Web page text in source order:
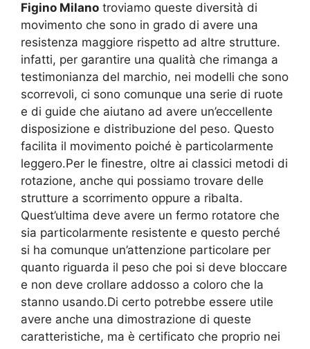
Figino Milano troviamo queste diversità di
movimento che sono in grado di avere una
resistenza maggiore rispetto ad altre strutture.
infatti, per garantire una qualità che rimanga a
testimonianza del marchio, nei modelli che sono
scorrevoli, ci sono comunque una serie di ruote
e di guide che aiutano ad avere un’eccellente
disposizione e distribuzione del peso. Questo
facilita il movimento poiché è particolarmente
leggero.Per le finestre, oltre ai classici metodi di
rotazione, anche qui possiamo trovare delle
strutture a scorrimento oppure a ribalta.
Quest’ultima deve avere un fermo rotatore che
sia particolarmente resistente e questo perché
si ha comunque un’attenzione particolare per
quanto riguarda il peso che poi si deve bloccare
e non deve crollare addosso a coloro che la
stanno usando.Di certo potrebbe essere utile
avere anche una dimostrazione di queste
caratteristiche, ma è certificato che proprio nei